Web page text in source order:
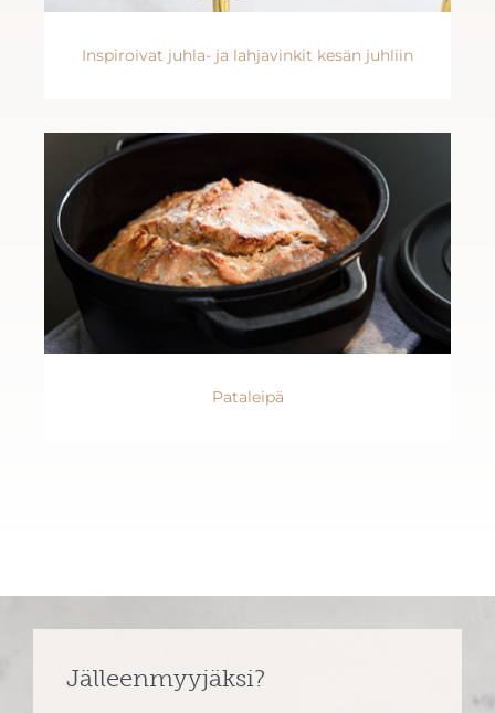
Inspiroivat juhla- ja lahjavinkit kesän juhliin
Pataleipä
Jälleenmyyjäksi?